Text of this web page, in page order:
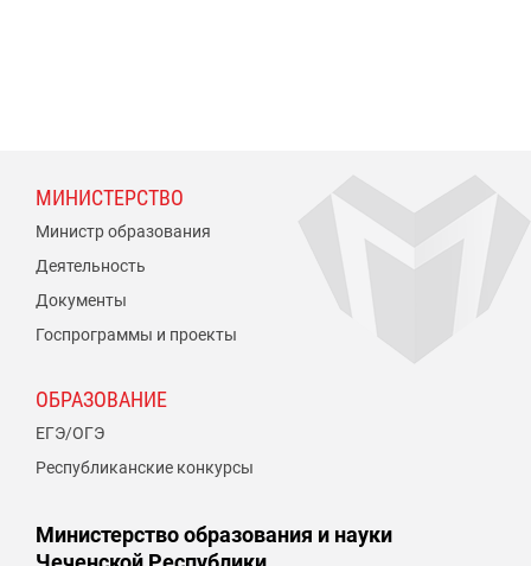
МИНИСТЕРСТВО
Министр образования
Деятельность
Документы
Госпрограммы и проекты
ОБРАЗОВАНИЕ
ЕГЭ/ОГЭ
Республиканские конкурсы
Министерство образования и науки